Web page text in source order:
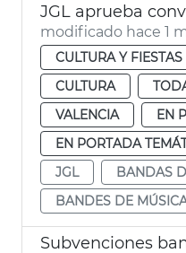
modificado hace 1
CULTURA Y
CULTURA
VALENCIA
EN
EN PORTADA
JGL
BANDAS
BANDES DE